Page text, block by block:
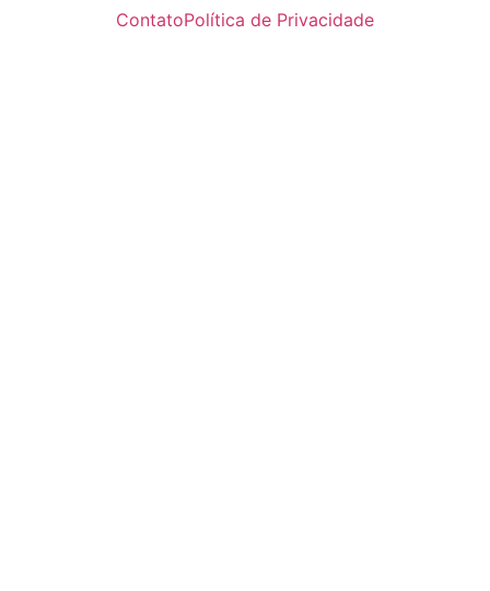
ContatoPolítica de Privacidade